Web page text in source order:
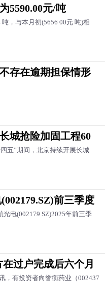
5590.00元/吨
，与本月初(5656 00元 吨)相
存在逾期担保情形
城抢险加固工程60
五”期间，北京持续开展长城
前三季度
光电(002179 SZ)2025年前三季
过户完成后六个月
，有投资者向誉衡药业（002437